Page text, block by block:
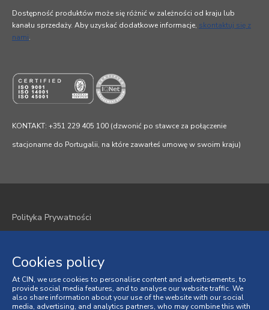
Dostępność produktów może się różnić w zależności od kraju lub
kanału sprzedaży. Aby uzyskać dodatkowe informacje, skontaktuj się z
nami.
KONTAKT: +351 229 405 100 (dzwonić po stawce za połączenie
stacjonarne do Portugalii, na które zawarłeś umowę w swoim kraju)
Polityka Prywatności
Regulamin
Ogólne Warunki Sprzedaży
Cookies policy
At CIN, we use cookies to personalise content and advertisements, to
provide social media features, and to analyse our website traffic. We
also share information about your use of the website with our social
media, advertising, and analytics partners, who may combine this with